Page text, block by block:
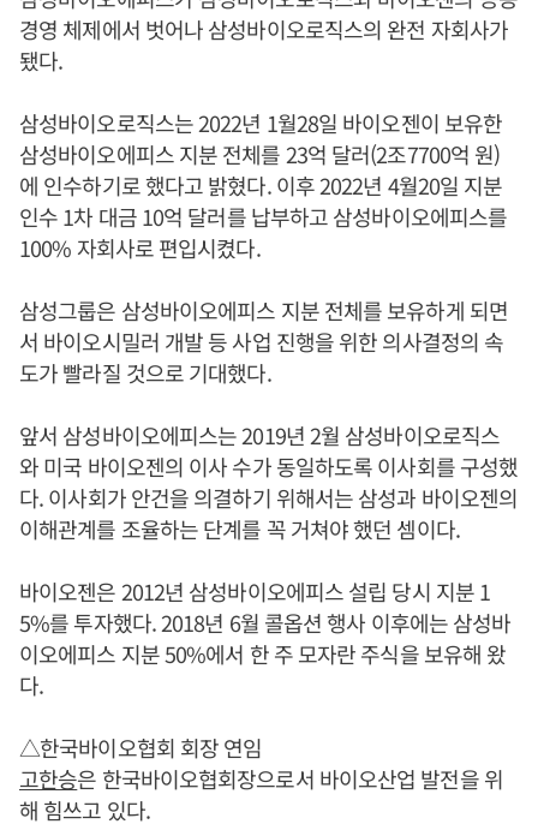
경영 체제에서 벗어나 삼성바이오로직스의 완전 자회사가
됐다.
삼성바이오로직스는 2022년 1월28일 바이오젠이 보유한
삼성바이오에피스 지분 전체를 23억 달러(2조7700억 원)
에 인수하기로 했다고 밝혔다. 이후 2022년 4월20일 지분
인수 1차 대금 10억 달러를 납부하고 삼성바이오에피스를
100% 자회사로 편입시켰다.
삼성그룹은 삼성바이오에피스 지분 전체를 보유하게 되면
서 바이오시밀러 개발 등 사업 진행을 위한 의사결정의 속
도가 빨라질 것으로 기대했다.
앞서 삼성바이오에피스는 2019년 2월 삼성바이오로직스
와 미국 바이오젠의 이사 수가 동일하도록 이사회를 구성했
다. 이사회가 안건을 의결하기 위해서는 삼성과 바이오젠의
이해관계를 조율하는 단계를 꼭 거쳐야 했던 셈이다.
바이오젠은 2012년 삼성바이오에피스 설립 당시 지분 1
5%를 투자했다. 2018년 6월 콜옵션 행사 이후에는 삼성바
이오에피스 지분 50%에서 한 주 모자란 주식을 보유해 왔
다.
△한국바이오협회 회장 연임
고한승은 한국바이오협회장으로서 바이오산업 발전을 위
해 힘쓰고 있다.